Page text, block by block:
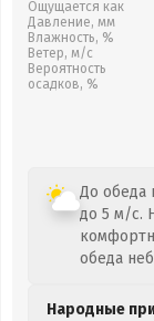
Ощущается как
Давление, мм
Влажность, %
Ветер, м/с
Вероятность
осадков, %
До обеда
до 5 м/с.
обеда
Народные